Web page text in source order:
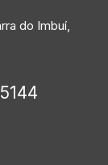
do Imbuí,